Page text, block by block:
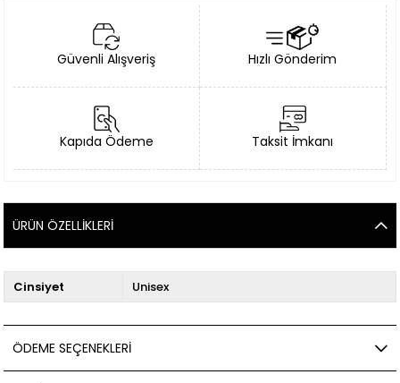
Güvenli Alışveriş Hızlı Gönderim
Kapıda Ödeme Taksit İmkanı
ÜRÜN ÖZELLIKLERI
Cinsiyet Unisex
ÖDEME SEÇENEKLERI